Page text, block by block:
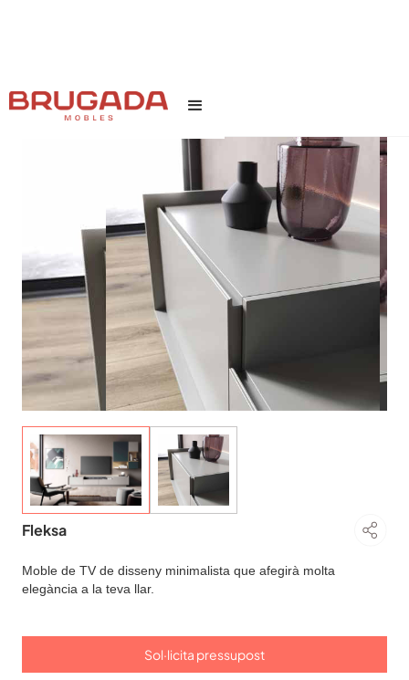
INICI/TEXT LINK/FLEKSA
Fleksa
Moble de TV de disseny minimalista que afegirà molta
elegància a la teva llar.
Sol·licita pressupost